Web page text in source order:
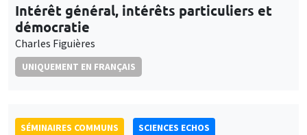
Intérêt général, intérêts particuliers et
démocratie
Charles Figuières
UNIQUEMENT EN FRANÇAIS
SÉMINAIRES COMMUNS
SCIENCES ECHOS